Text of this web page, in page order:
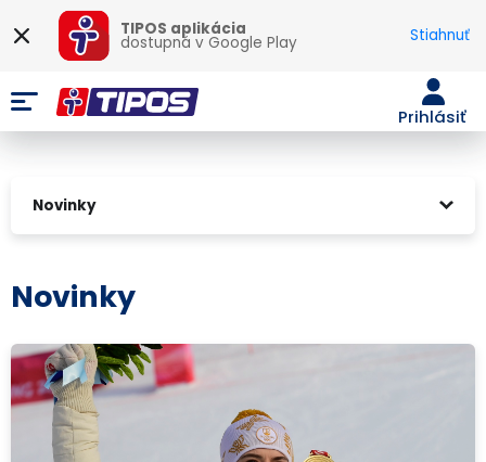
TIPOS aplikácia
dostupná vGoogle Play Stiahnuť
Prihlásiť
Novinky
Novinky